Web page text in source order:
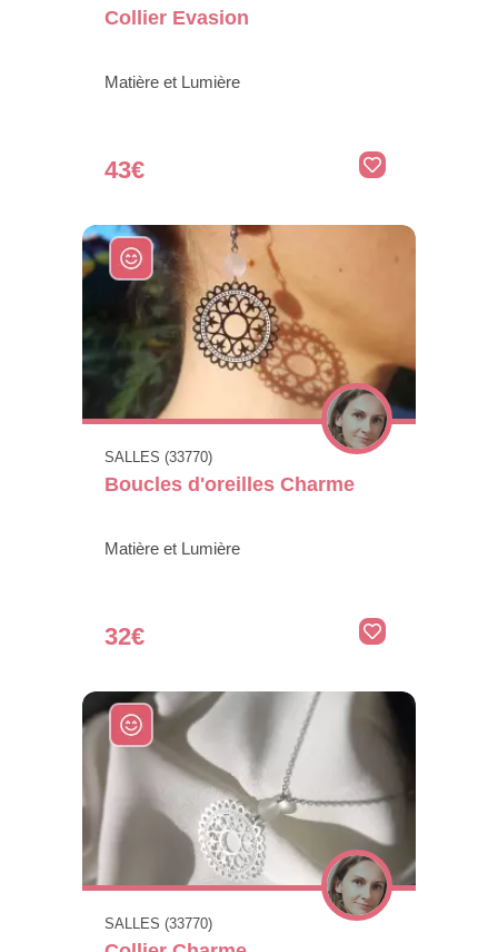
Collier Evasion
Matière et Lumière
43€
SALLES (33770)
Boucles d'oreilles Charme
Matière et Lumière
32€
SALLES (33770)